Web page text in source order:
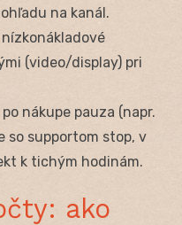
na kanál.
nízkonákladové
(video/display) pri
po nákupe pauza (napr.
so supportom stop, v
k tichým hodinám.
ako